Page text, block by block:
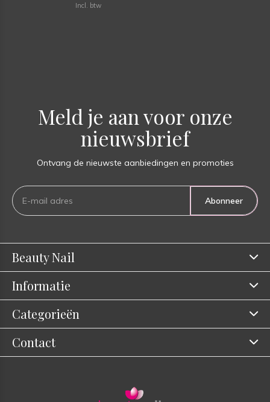
Incl. btw
Meld je aan voor onze
nieuwsbrief
Ontvang de nieuwste aanbiedingen en promoties
Abonneer
Beauty Nail
Informatie
Categorieën
Contact